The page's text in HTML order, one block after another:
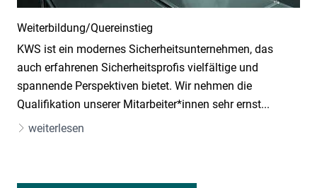
Weiterbildung/Quereinstieg
KWS ist ein modernes Sicherheitsunternehmen, das
auch erfahrenen Sicherheitsprofis vielfältige und
spannende Perspektiven bietet. Wir nehmen die
Qualifikation unserer Mitarbeiter*innen sehr ernst...
weiterlesen